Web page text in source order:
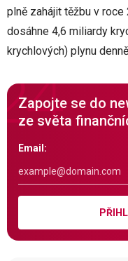
plně zahájit těžbu v
dosáhne 4,6 miliardy
krychlových) plynu
Zapojte se do
ze světa
Email: